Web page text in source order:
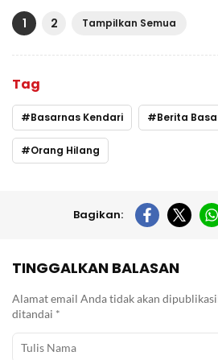
1 2 Tampilkan Semua
Tag
Basarnas Kendari Berita Basarnas
Orang Hilang
Bagikan:
TINGGALKAN BALASAN
Alamat email Anda tidak akan
ditandai *